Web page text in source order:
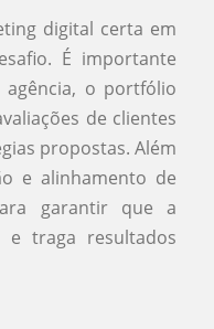
digital certa em
É importante
o portfólio
de clientes
propostas. Além
e alinhamento de
garantir que a
e traga resultados